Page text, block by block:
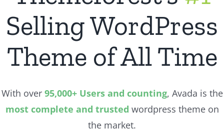
Selling WordPress
Theme of All Time
With over 95,000+ Users and counting, Avada is the
most complete and trusted wordpress theme on
the market.